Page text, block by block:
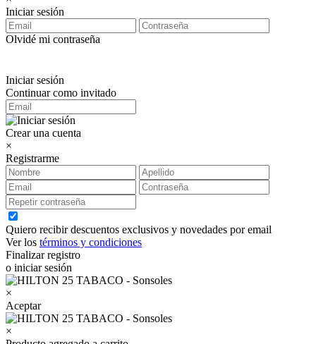
Iniciar sesión
Olvidé mi contraseña
Iniciar sesión
Continuar como invitado
Crear una cuenta
×
Registrarme
Quiero recibir descuentos exclusivos y novedades por email
Ver los términos y condiciones
Finalizar registro
o iniciar sesión
×
Aceptar
×